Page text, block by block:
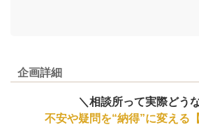
企画詳細
＼相談所って実際どう
不安や疑問を“納得”に変える